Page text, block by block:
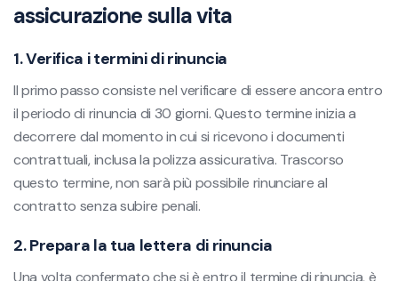
assicurazione sulla vita
1. Verifica i termini di rinuncia
Il primo passo consiste nel verificare di essere ancora entro
il periodo di rinuncia di 30 giorni. Questo termine inizia a
decorrere dal momento in cui si ricevono i documenti
contrattuali, inclusa la polizza assicurativa. Trascorso
questo termine, non sarà più possibile rinunciare al
contratto senza subire penali.
2. Prepara la tua lettera di rinuncia
Una volta confermato che si è entro il termine di rinuncia, è